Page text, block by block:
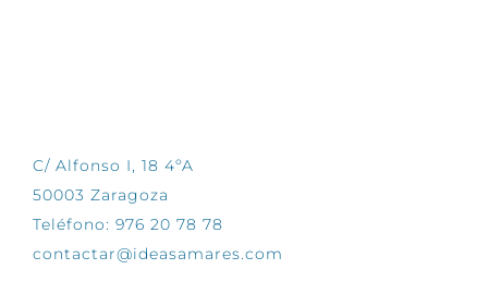
C/ Alfonso I, 18 4ºA
50003 Zaragoza
Teléfono: 976 20 78 78
contactar@ideasamares.com